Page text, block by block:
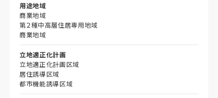
用途地域
商業地域
第２種中高層住居専用地域
商業地域
立地適正化計画
立地適正化計画区域
居住誘導区域
都市機能誘導区域